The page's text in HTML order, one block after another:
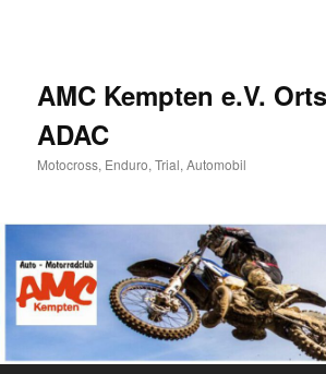
AMC Kempten e.V.
ADAC
Motocross, Enduro, Trial, Automobil